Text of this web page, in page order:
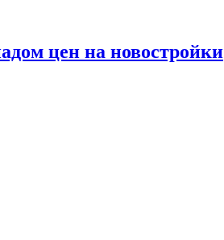
цен на новостройки